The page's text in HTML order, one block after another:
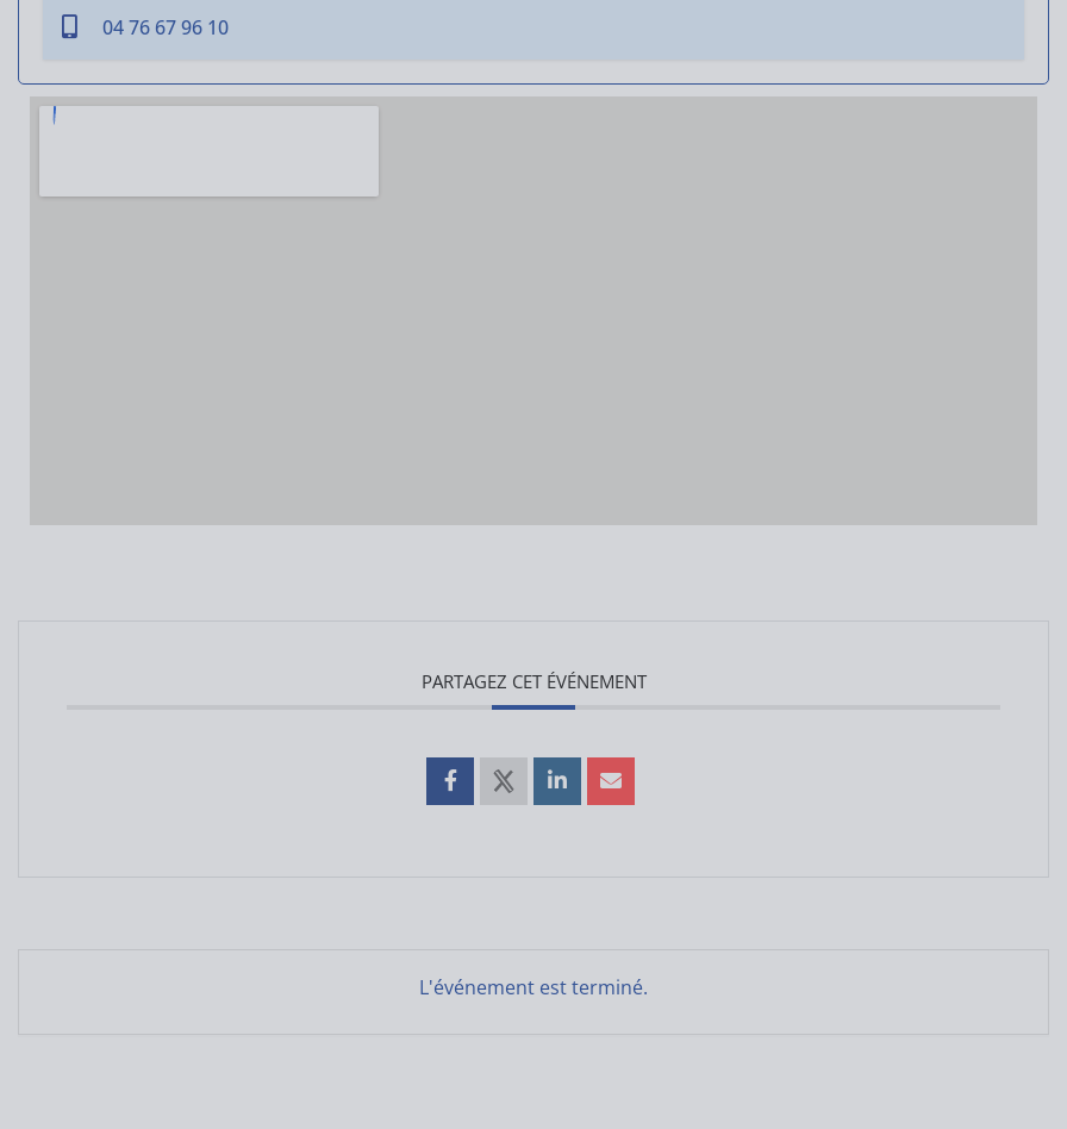
04 76 67 96 10
PARTAGEZ CET ÉVÉNEMENT
L'événement est terminé.